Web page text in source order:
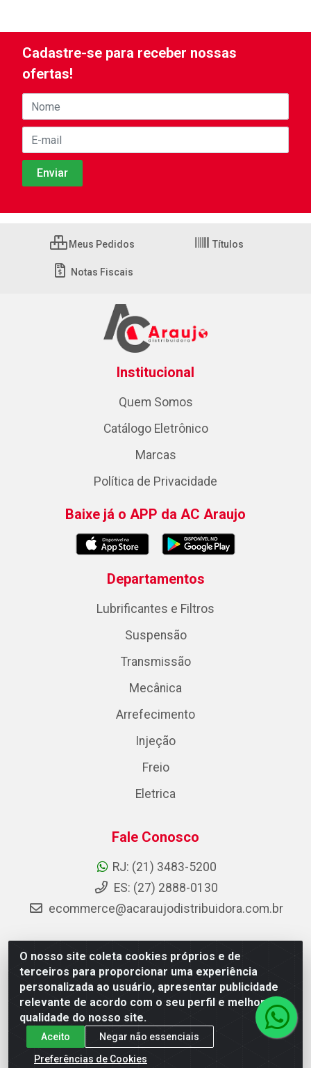
O nosso site coleta cookies próprios e de
terceiros para proporcionar uma experiência
personalizada ao usuário, apresentar publicidade
relevante de acordo com o seu perfil e melhorar a
qualidade do nosso site.
Aceito
Negar não essenciais
Preferências de Cookies
Cadastre-se para receber nossas
ofertas!
Meus Pedidos Títulos
Notas Fiscais
Institucional
Quem Somos
Catálogo Eletrônico
Marcas
Política de Privacidade
Baixe já o APP da AC Araujo
Departamentos
Lubrificantes e Filtros
Suspensão
Transmissão
Mecânica
Arrefecimento
Injeção
Freio
Eletrica
Fale Conosco
RJ: (21) 3483-5200
ES: (27) 2888-0130
ecommerce@acaraujodistribuidora.com.br
AC Araujo Distribuidora - Rua Carneiro de Campos, 42 -
São Cristóvão, Rio de Janeiro/RJ - CEP 20.920-410 -
CNPJ 08.744.753/0003-85